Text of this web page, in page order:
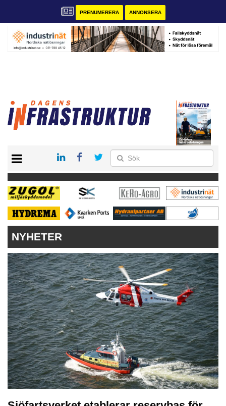
PRENUMERERA ANNONSERA
KONTAKT
VÅRA ANDRA MAGASIN
PRENUMERERA
ANNONSERA
NYHETER